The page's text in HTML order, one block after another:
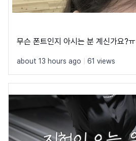
무슨 폰트인지 아시는 분 계신가요?ㅠ
about 13 hours ago 61 views